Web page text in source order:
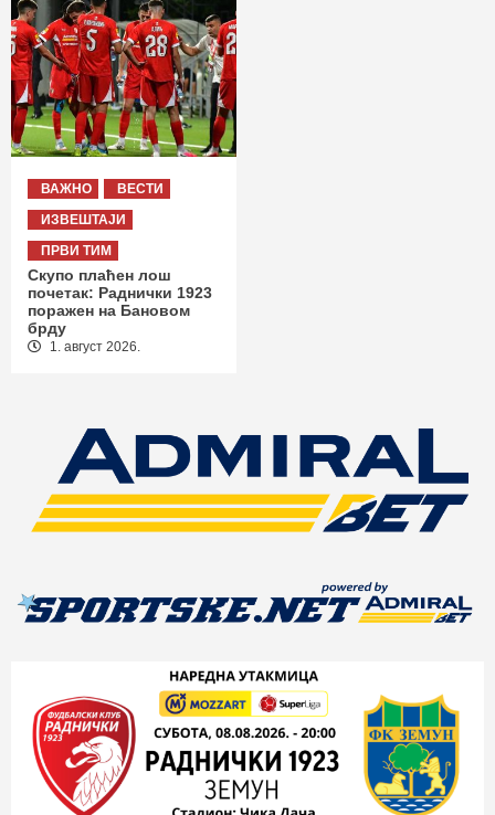
ВАЖНО
ВЕСТИ
ИЗВЕШТАЈИ
ПРВИ ТИМ
Скупо плаћен лош
почетак: Раднички 1923
поражен на Бановом
брду
1. август 2026.